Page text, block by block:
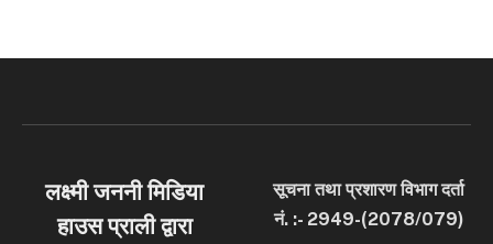
लक्ष्मी जननी मिडिया
हाउस प्राली द्वारा
सूचना तथा प्रशारण विभाग दर्ता
नं. :- 2949-(2078/079)